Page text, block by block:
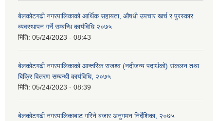
बेलकोटगढी नगरपालिकाको आर्थिक सहायता, औषधी उपचार खर्च र पुरस्कार
व्यवस्थापन गर्ने सम्बन्धि कार्यविधि २०७५
मिति: 05/24/2023 - 08:43
बेलकोटगढी नगरपालिकाको आन्तरिक राजश्व (नदीजन्य पदार्थको) संकलन तथा
बिक्रि वितरण सम्बन्धी कार्यविधि, २०७५
मिति: 05/24/2023 - 08:39
बेलकोटगढी नगरपालिकाबाट गरिने बजार अनुगमन निर्देशिका, २०७५